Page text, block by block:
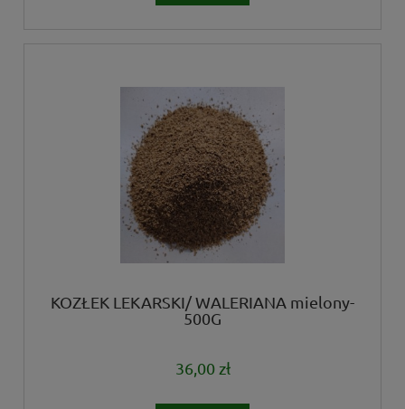
KOZŁEK LEKARSKI/ WALERIANA mielony-
500G
36,00 zł